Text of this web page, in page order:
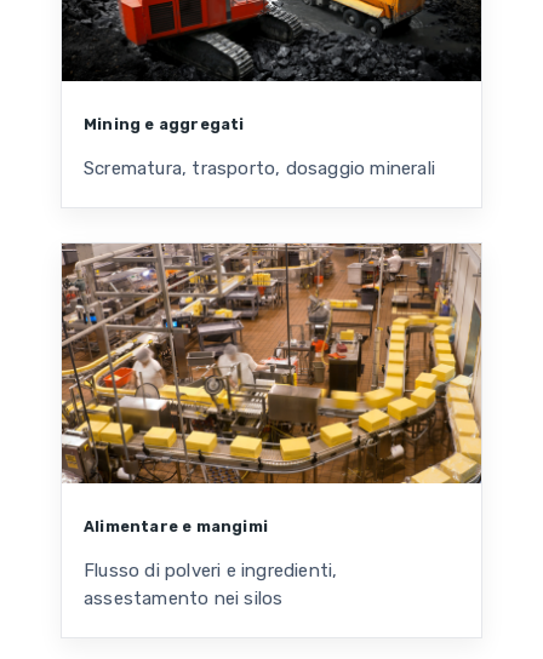
Mining e aggregati
Scrematura, trasporto, dosaggio minerali
Alimentare e mangimi
Flusso di polveri e ingredienti,
assestamento nei silos